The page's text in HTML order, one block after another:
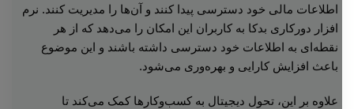
اطلاعات مالی خود دسترسی پیدا کنند و آن‌ها را مدیریت کنند. نرم
افزار دورکاری بدکا به کاربران این امکان را می‌دهد که از هر
نقطه‌ای به اطلاعات خود دسترسی داشته باشند و این موضوع
باعث افزایش کارایی و بهره‌وری می‌شود.
علاوه بر این، تحول دیجیتال به کسب‌وکارها کمک می‌کند تا